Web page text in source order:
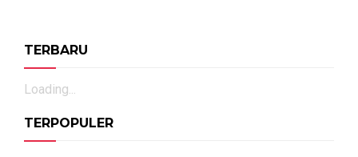
TERBARU
Loading...
TERPOPULER